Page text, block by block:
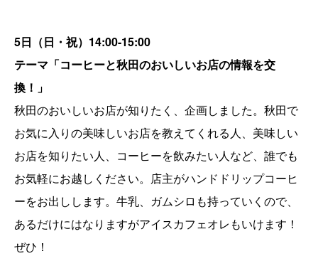
5日 （日・祝） 14:00-15:00
テーマ「コーヒーと秋田のおいしいお店の情報を交
換！」
秋田のおいしいお店が知りたく、企画しました。秋田で
お気に入りの美味しいお店を教えてくれる人、美味しい
お店を知りたい人、コーヒーを飲みたい人など、誰でも
お気軽にお越しください。店主がハンドドリップコーヒ
ーをお出しします。牛乳、ガムシロも持っていくので、
あるだけにはなりますがアイスカフェオレもいけます！
ぜひ！